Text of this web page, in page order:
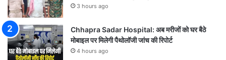
3 hours ago
Chhapra Sadar Hospital: अब मरीजों को घर बैठे
मोबाइल पर मिलेगी पैथोलॉजी जांच की रिपोर्ट
4 hours ago